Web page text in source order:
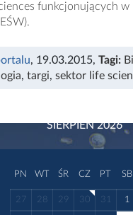
funkcjonujących w
, 19.03.2015, Tagi:
, targi, sektor life
SIERPIEŃ 2026
PN WT ŚR CZ PT SB
27 28 29 30 31 1